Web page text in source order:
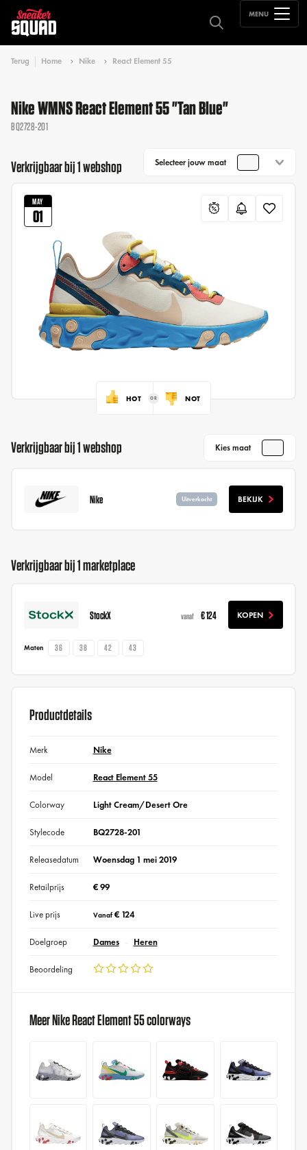
MENU
Terug Home Nike React Element 55
Nike WMNS React Element 55 "Tan Blue"
BQ2728-201
Verkrijgbaar bij 1 webshop Selecteer jouw maat
MAY
01
HOT NOT
Verkrijgbaar bij 1 webshop Kies maat
Nike Uitverkocht BEKIJK
Verkrijgbaar bij 1 marketplace
StockX vanaf € 124 KOPEN
Maten 36 38 42 43
Productdetails
Merk Nike
Model React Element 55
Colorway Light Cream/Desert Ore
Stylecode BQ2728-201
Releasedatum Woensdag 1 mei 2019
Retailprijs € 99
Live prijs Vanaf€ 124
Doelgroep Dames Heren
Beoordeling
Meer Nike React Element 55 colorways